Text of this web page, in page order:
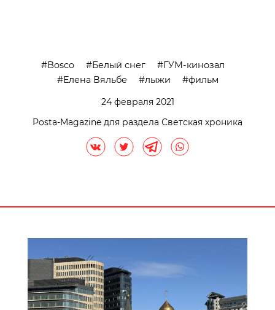
Bosco Белый снег
ГУМ-кинозал
Елена Вяльбе
лыжи
фильм
24 февраля 2021
Posta-Magazine для раздела Светская хроника